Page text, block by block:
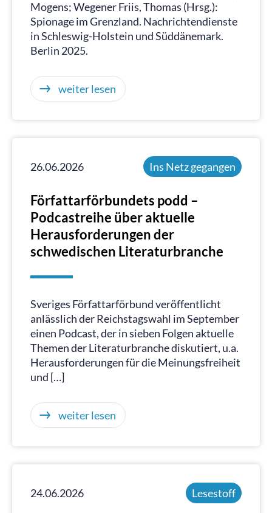
Mogens; Wegener Friis, Thomas (Hrsg.):
Spionage im Grenzland. Nachrichtendienste
in Schleswig-Holstein und Süddänemark.
Berlin 2025.
weiter lesen
26.06.2026 Ins Netz gegangen
Författarförbundets podd –
Podcastreihe über aktuelle
Herausforderungen der
schwedischen Literaturbranche
Sveriges Författarförbund veröffentlicht
anlässlich der Reichstagswahl im September
einen Podcast, der in sieben Folgen aktuelle
Themen der Literaturbranche diskutiert, u.a.
Herausforderungen für die Meinungsfreiheit
und […]
weiter lesen
24.06.2026 Lesestoff